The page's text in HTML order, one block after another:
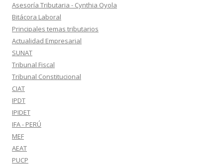
Asesoría Tributaria - Cynthia Oyola
Bitácora Laboral
Principales temas tributarios
Actualidad Empresarial
SUNAT
Tribunal Fiscal
Tribunal Constitucional
CIAT
IPDT
IPIDET
IFA - PERÚ
MEF
AEAT
PUCP